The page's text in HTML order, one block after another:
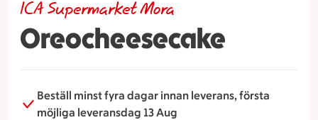
Oreocheesecake
ICA Supermarket Mora
Beställ minst fyra dagar innan leverans, första
möjliga leveransdag 13 Aug